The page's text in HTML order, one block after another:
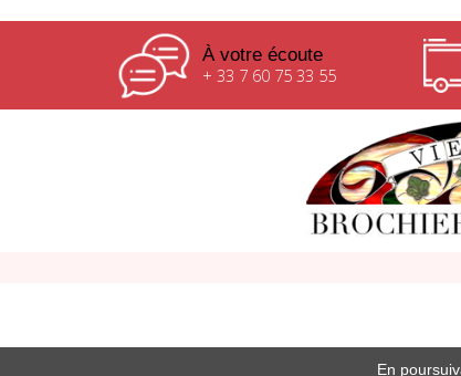
À votre écoute
+ 33 7 60 75 33 55
En